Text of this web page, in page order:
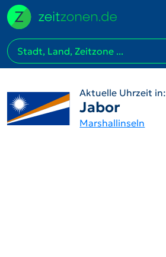
Aktuelle Uhrzeit in:
Jabor
Marshallinseln